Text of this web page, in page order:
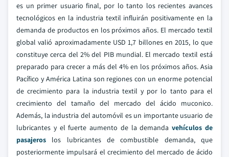
es un primer usuario final, por lo tanto los recientes avances
tecnológicos en la industria textil influirán positivamente en la
demanda de productos en los próximos años. El mercado textil
global valió aproximadamente USD 1,7 billones en 2015, lo que
constituye cerca del 2% del PIB mundial. El mercado textil está
preparado para crecer a más del 4% en los próximos años. Asia
Pacífico y América Latina son regiones con un enorme potencial
de crecimiento para la industria textil y por lo tanto para el
crecimiento del tamaño del mercado del ácido muconico.
Además, la industria del automóvil es un importante usuario de
lubricantes y el fuerte aumento de la demandavehículos de
pasajeros los lubricantes de combustible demanda, que
posteriormente impulsará el crecimiento del mercado de ácido